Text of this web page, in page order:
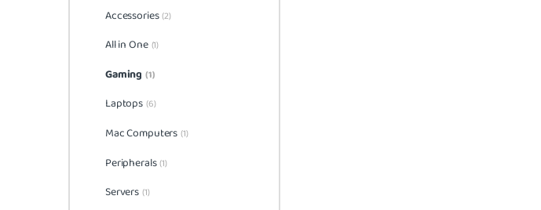
Accessories (2)
All in One (1)
Gaming (1)
Laptops (6)
Mac Computers (1)
Peripherals (1)
Servers (1)